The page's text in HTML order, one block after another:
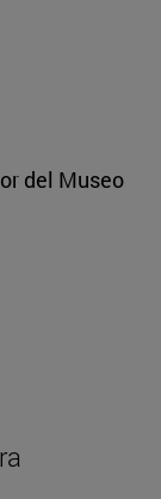
del Museo